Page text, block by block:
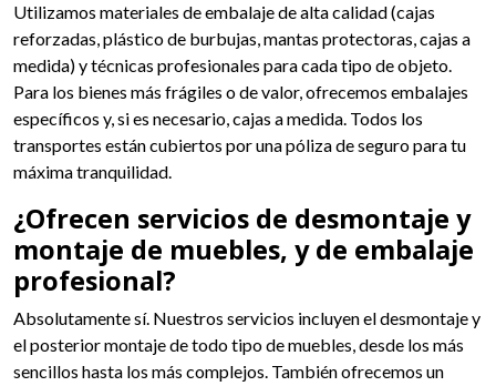
Utilizamos materiales de embalaje de alta calidad (cajas
reforzadas, plástico de burbujas, mantas protectoras, cajas a
medida) y técnicas profesionales para cada tipo de objeto.
Para los bienes más frágiles o de valor, ofrecemos embalajes
específicos y, si es necesario, cajas a medida. Todos los
transportes están cubiertos por una póliza de seguro para tu
máxima tranquilidad.
¿Ofrecen servicios de desmontaje y
montaje de muebles, y de embalaje
profesional?
Absolutamente sí. Nuestros servicios incluyen el desmontaje y
el posterior montaje de todo tipo de muebles, desde los más
sencillos hasta los más complejos. También ofrecemos un